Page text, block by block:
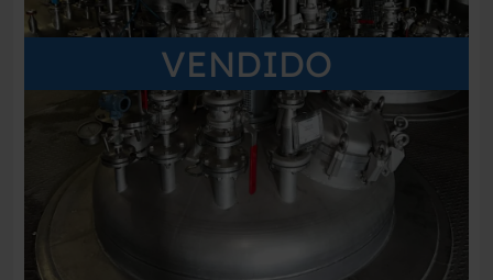
VENDIDO